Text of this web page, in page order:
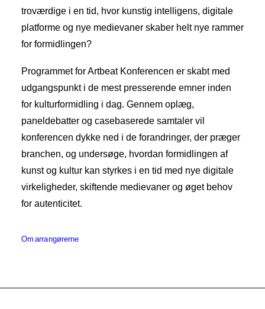
troværdige i en tid, hvor kunstig intelligens, digitale
platforme og nye medievaner skaber helt nye rammer
for formidlingen?
Programmet for Artbeat Konferencen er skabt med
udgangspunkt i de mest presserende emner inden
for kulturformidling i dag. Gennem oplæg,
paneldebatter og casebaserede samtaler vil
konferencen dykke ned i de forandringer, der præger
branchen, og undersøge, hvordan formidlingen af
kunst og kultur kan styrkes i en tid med nye digitale
virkeligheder, skiftende medievaner og øget behov
for autenticitet.
Om arrangørerne